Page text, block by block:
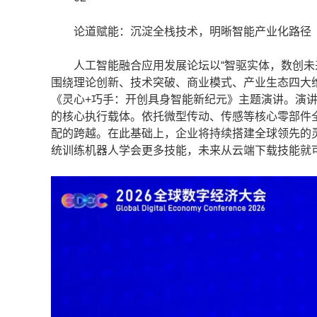
论道赋能：沉淀全栈技术，明晰智能产业化路径
人工智能融合应用发展论坛以“智驱实体，数创未
围绕理论创新、技术突破、商业模式、产业生态四
《灵心+巧手：开创具身智能新纪元》主题演讲。
的核心执行载体。依托微型传动、传感等核心零部
配的跨越。在此基础上，企业将持续搭建全球领先
统训练机器人学会更多技能，未来从云端下载技能